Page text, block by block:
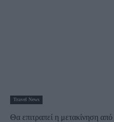
Travel News
Θα επιτραπεί η μετακίνηση